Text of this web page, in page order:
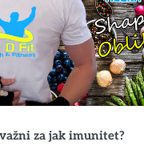
za jak imunitet?